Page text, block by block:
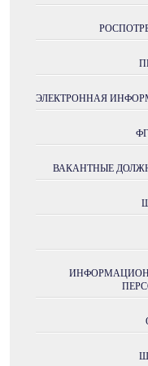
ЭЛЕКТРОННАЯ
ВАКАНТНЫЕ